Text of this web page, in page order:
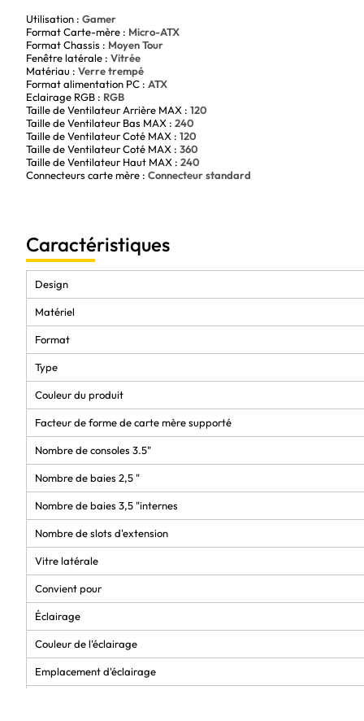
Ne faites plus de compromis sur la qualité et optez pour le boîtier PC
jeu ultime. Commandez-le dès maintenant et voyez votre setup
Utilisation : Gamer
Format Carte-mère : Micro-ATX
Format Chassis : Moyen Tour
Fenêtre latérale : Vitrée
Matériau : Verre trempé
Format alimentation PC : ATX
Eclairage RGB : RGB
Taille de Ventilateur Arrière MAX : 120
Taille de Ventilateur Bas MAX : 240
Taille de Ventilateur Coté MAX : 120
Taille de Ventilateur Coté MAX : 360
Taille de Ventilateur Haut MAX : 240
Connecteurs carte mère : Connecteur standard
Caractéristiques
Design
Matériel
Format
Type
Couleur du produit
Facteur de forme de carte mère supporté
Nombre de consoles 3.5"
Nombre de baies 2,5 "
Nombre de baies 3,5 "internes
Nombre de slots d'extension
Vitre latérale
Convient pour
Éclairage
Couleur de l'éclairage
Emplacement d'éclairage